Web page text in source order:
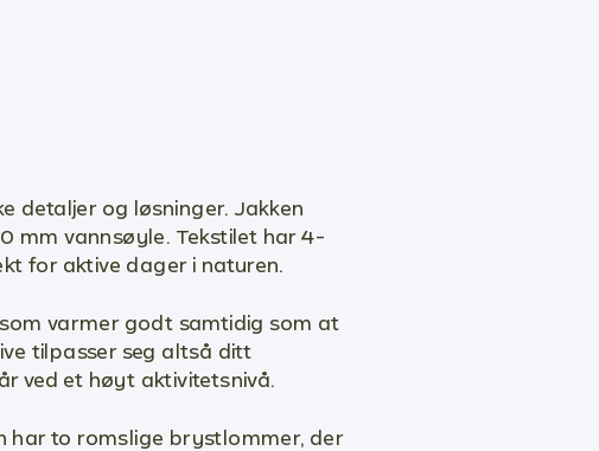
detaljer og løsninger. Jakken
mm vannsøyle. Tekstilet har 4-
for aktive dager i naturen.
varmer godt samtidig som at
tilpasser seg altså ditt
ved et høyt aktivitetsnivå.
har to romslige brystlommer, der